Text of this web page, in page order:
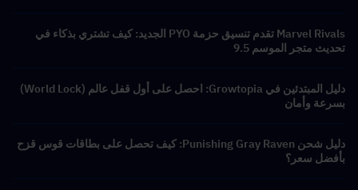
Marvel Rivals تقدم تنسيق حزمة PYO الجديد: كيف تشتري بذكاء في
تحديث متجر الموسم 9.5
دليل المبتدئين في Growtopia: احصل على أول قفل عالم (World Lock)
بسرعة وأمان
دليل شحن Punishing Gray Raven: كيف تحصل على بطاقات قوس قزح
بأفضل سعر؟